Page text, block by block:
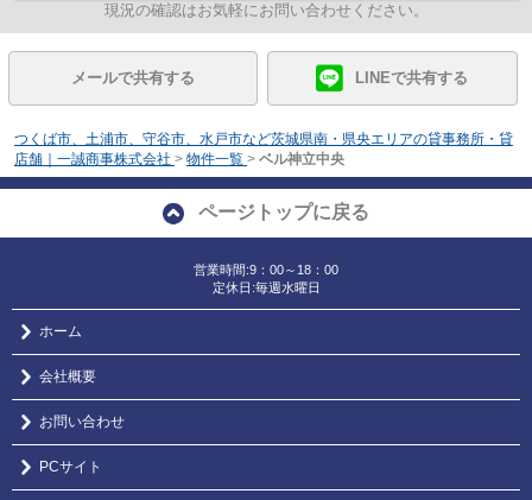
現況の確認はお気軽にお問い合わせください。
メールで共有する LINEで共有する
つくば市、土浦市、守谷市、水戸市など茨城県南・県央エリアの貸事務所・貸
店舗｜一誠商事株式会社 > 物件一覧 > ベル神立中央
ページトップに戻る
営業時間:9：00～18：00
定休日:毎週水曜日
ホーム
会社概要
お問い合わせ
PCサイト